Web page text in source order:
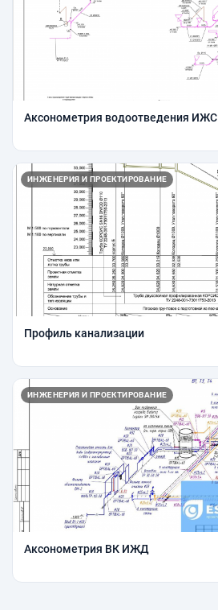
Аксонометрия водоотведения ИЖС
ИНЖЕНЕРИЯ И ПРОЕКТИРОВАНИЕ
Профиль канализации
ИНЖЕНЕРИЯ И ПРОЕКТИРОВАНИЕ
Аксонометрия ВК ИЖД